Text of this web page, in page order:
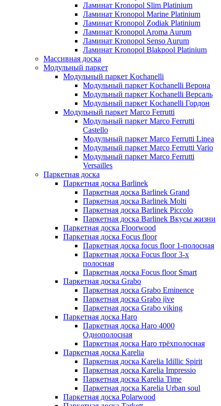
Ламинат Kronopol Slim Platinium
Ламинат Kronopol Marine Platinium
Ламинат Kronopol Zodiak Platinium
Ламинат Kronopol Aroma Aurum
Ламинат Kronopol Senso Aurum
Ламинат Kronopol Blakpool Platinium
Массивная доска
Модульный паркет
Модульный паркет Kochanelli
Модульный паркет Kochanelli Верона
Модульный паркет Kochanelli Версаль
Модульный паркет Kochanelli Гордон
Модульный паркет Marco Ferrutti
Модульный паркет Marco Ferrutti
Castello
Модульный паркет Marco Ferrutti Linea
Модульный паркет Marco Ferrutti Vario
Модульный паркет Marco Ferrutti
Versailles
Паркетная доска
Паркетная доска Barlinek
Паркетная доска Barlinek Grand
Паркетная доска Barlinek Molti
Паркетная доска Barlinek Piccolo
Паркетная доска Barlinek Вкусы жизни
Паркетная доска Floorwood
Паркетная доска Focus floor
Паркетная доска focus floor 1-полосная
Паркетная доска Focus floor 3-х
полосная
Паркетная доска Focus floor Smart
Паркетная доска Grabo
Паркетная доска Grabo Eminence
Паркетная доска Grabo jive
Паркетная доска Grabo viking
Паркетная доска Haro
Паркетная доска Haro 4000
Однополосная
Паркетная доска Haro трёхполосная
Паркетная доска Karelia
Паркетная доска Karelia Idillic Spirit
Паркетная доска Karelia Impressio
Паркетная доска Karelia Time
Паркетная доска Karelia Urban soul
Паркетная доска Polarwood